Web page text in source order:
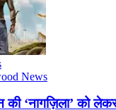
News
की ‘नागज़िला’ को